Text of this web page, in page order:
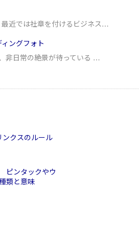
最近では社章を付けるビジネス…
ングフォト
非日常の絶景が待っている …
ンクスのルール
ピンタックやウ
類と意味